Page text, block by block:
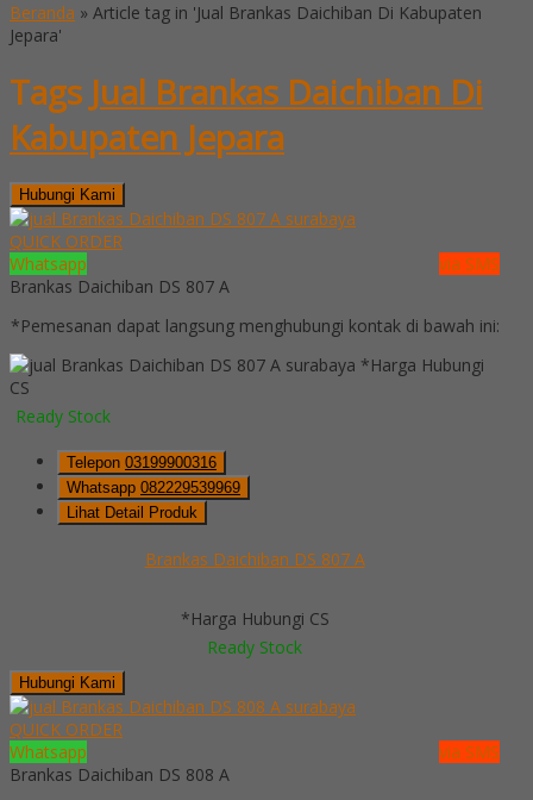
Beranda » Article tag in 'Jual Brankas Daichiban Di Kabupaten
Jepara'
Tags Jual Brankas Daichiban Di
Kabupaten Jepara
Hubungi Kami
QUICK ORDER
Whatsapp
via SMS
Brankas Daichiban DS 807 A
*Pemesanan dapat langsung menghubungi kontak di bawah ini:
*Harga Hubungi
CS
Ready Stock
Telepon 03199900316
Whatsapp 082229539969
Lihat Detail Produk
Brankas Daichiban DS 807 A
*Harga Hubungi CS
Ready Stock
Hubungi Kami
QUICK ORDER
Whatsapp
via SMS
Brankas Daichiban DS 808 A